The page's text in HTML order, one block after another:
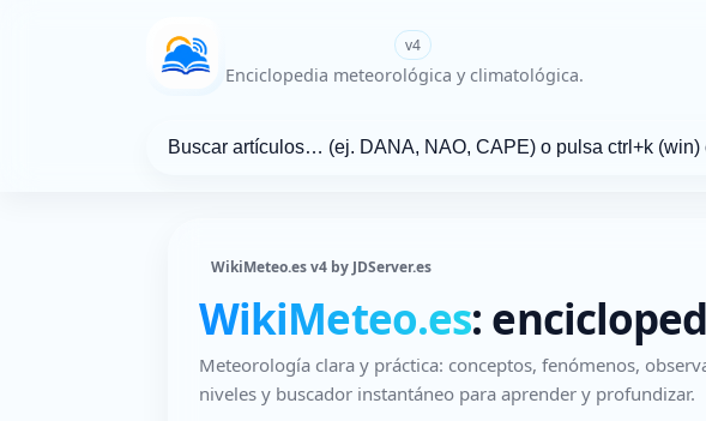
WikiMeteo.es v4
Enciclopedia meteorológica y climatológica.
WikiMeteo.es v4 by JDServer.es
WikiMeteo.es:
Meteorología clara y práctica: conceptos, fenómenos,
niveles y buscador instantáneo para aprender y profundizar.